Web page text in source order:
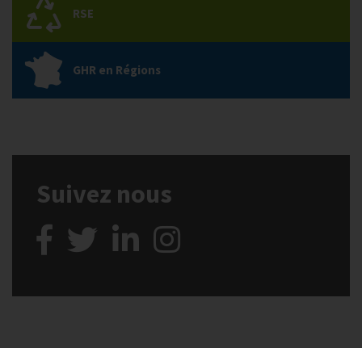
RSE
GHR en Régions
Suivez nous